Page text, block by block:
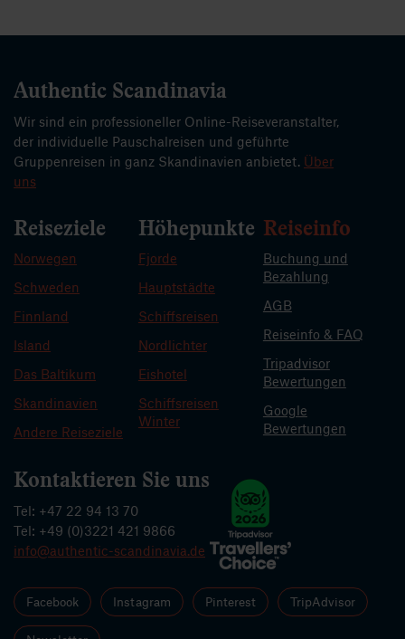
Authentic Scandinavia
Wir sind ein professioneller Online-Reiseveranstalter,
der individuelle Pauschalreisen und geführte
Gruppenreisen in ganz Skandinavien anbietet. Über
uns
Kontaktieren Sie uns
Tel: +47 22 94 13 70
Tel: +49 (0)3221 421 9866
info@authentic-scandinavia.de
Facebook Instagram Pinterest TripAdvisor
Reiseziele
Norwegen
Schweden
Finnland
Island
Das Baltikum
Skandinavien
Andere Reiseziele
Höhepunkte
Fjorde
Hauptstädte
Schiffsreisen
Nordlichter
Eishotel
Schiffsreisen
Winter
Reiseinfo
Buchung und
Bezahlung
AGB
Reiseinfo & FAQ
Tripadvisor
Bewertungen
Google
Bewertungen